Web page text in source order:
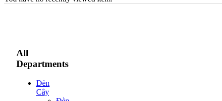
All
Departments
Đèn
Cây